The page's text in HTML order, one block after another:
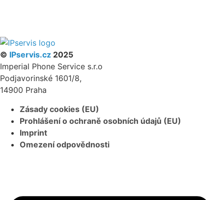
© IPservis.cz 2025
Imperial Phone Service s.r.o
Podjavorinské 1601/8,
14900 Praha
Zásady cookies (EU)
Prohlášení o ochraně osobních údajů (EU)
Imprint
Omezení odpovědnosti